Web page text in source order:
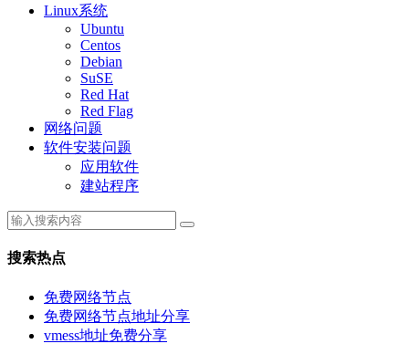
Linux系统
Ubuntu
Centos
Debian
SuSE
Red Hat
Red Flag
网络问题
软件安装问题
应用软件
建站程序
搜索热点
免费网络节点
免费网络节点地址分享
vmess地址免费分享